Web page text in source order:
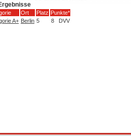
Ort Platz Punkte*
A+ Berlin 5 8 DVV